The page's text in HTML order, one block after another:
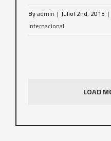
Byadmin | Juliol 2nd, 2015 |
Internacional
LOAD